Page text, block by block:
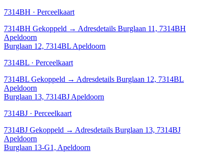
7314BH · Perceelkaart
7314BH Gekoppeld → Adresdetails Burglaan 11, 7314BH
Apeldoorn
Burglaan 12, 7314BL Apeldoorn
7314BL · Perceelkaart
7314BL Gekoppeld → Adresdetails Burglaan 12, 7314BL
Apeldoorn
Burglaan 13, 7314BJ Apeldoorn
7314BJ · Perceelkaart
7314BJ Gekoppeld → Adresdetails Burglaan 13, 7314BJ
Apeldoorn
Burglaan 13-G1, Apeldoorn